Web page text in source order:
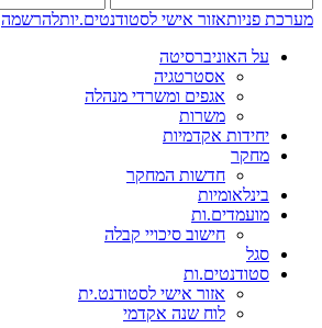
מערכת פניותאזור אישי לסטודנטים.יותלהרשמה
על האוניברסיטה
אסטרטגיה
אגפים ומשרדי מנהלה
משרות
יחידות אקדמיות
מחקר
חדשות המחקר
בינלאומיות
מועמדים.ות
חישוב סיכויי קבלה
סגל
סטודנטים.ות
אזור אישי לסטודנט.ית
לוח שנה אקדמי